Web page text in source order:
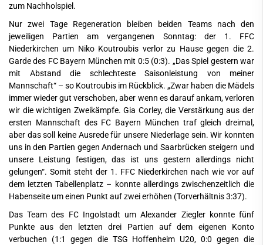
zum Nachholspiel.
Nur zwei Tage Regeneration bleiben beiden Teams nach den
jeweiligen Partien am vergangenen Sonntag: der 1. FFC
Niederkirchen um Niko Koutroubis verlor zu Hause gegen die 2.
Garde des FC Bayern München mit 0:5 (0:3). „Das Spiel gestern war
mit Abstand die schlechteste Saisonleistung von meiner
Mannschaft“ – so Koutroubis im Rückblick. „Zwar haben die Mädels
immer wieder gut verschoben, aber wenn es darauf ankam, verloren
wir die wichtigen Zweikämpfe. Gia Corley, die Verstärkung aus der
ersten Mannschaft des FC Bayern München traf gleich dreimal,
aber das soll keine Ausrede für unsere Niederlage sein. Wir konnten
uns in den Partien gegen Andernach und Saarbrücken steigern und
unsere Leistung festigen, das ist uns gestern allerdings nicht
gelungen“. Somit steht der 1. FFC Niederkirchen nach wie vor auf
dem letzten Tabellenplatz – konnte allerdings zwischenzeitlich die
Habenseite um einen Punkt auf zwei erhöhen (Torverhältnis 3:37).
Das Team des FC Ingolstadt um Alexander Ziegler konnte fünf
Punkte aus den letzten drei Partien auf dem eigenen Konto
verbuchen (1:1 gegen die TSG Hoffenheim U20, 0:0 gegen die